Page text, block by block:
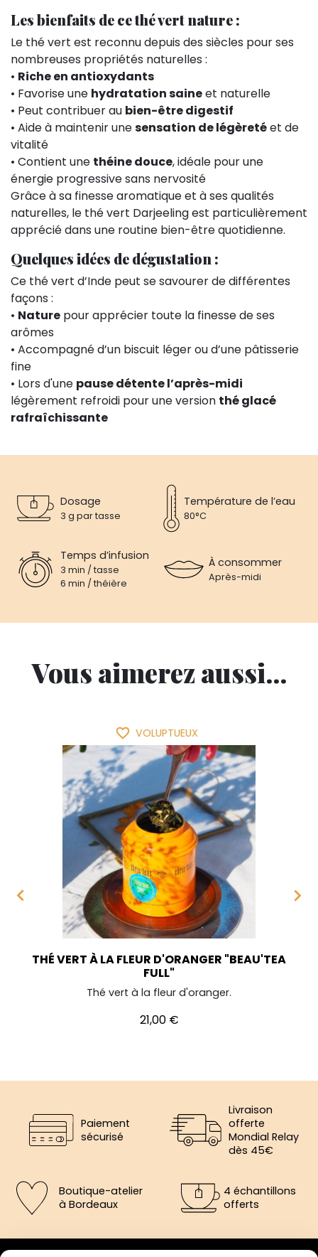
Les bienfaits de ce thé vert nature :
Le thé vert est reconnu depuis des siècles pour ses
nombreuses propriétés naturelles :
• Riche en antioxydants
• Favorise une hydratation saineet naturelle
• Peut contribuer au bien-être digestif
• Aide à maintenir unesensation de légèretéet de
vitalité
• Contient une théine douce, idéale pour une
énergie progressive sans nervosité
Grâce à sa finesse aromatique et à ses qualités
naturelles, le thé vert Darjeeling est particulièrement
apprécié dans une routine bien-être quotidienne.
Quelques idées de dégustation :
Ce thé vert d’Inde peut se savourer de différentes
façons :
• Nature pour apprécier toute la finesse de ses
arômes
• Accompagné d’un biscuit léger ou d’une pâtisserie
fine
• Lors d'une pause détente l’après-midi
légèrement refroidi pour une version thé glacé
rafraîchissante
Dosage
3 g par tasse
Température de l’eau
80°C
Temps d’infusion
3 min / tasse
6 min / théière
À consommer
Après-midi
Vous aimerez aussi...

favorite_border VOLUPTUEUX
THÉ VERT À LA FLEUR D'ORANGER "BEAU'TEA
FULL"
Thé vert à la fleur d'oranger.
Prix
21,00 €

Paiement
sécurisé
Livraison
offerte
Mondial Relay
dès 45€
Boutique-atelier
à Bordeaux
4 échantillons
offerts